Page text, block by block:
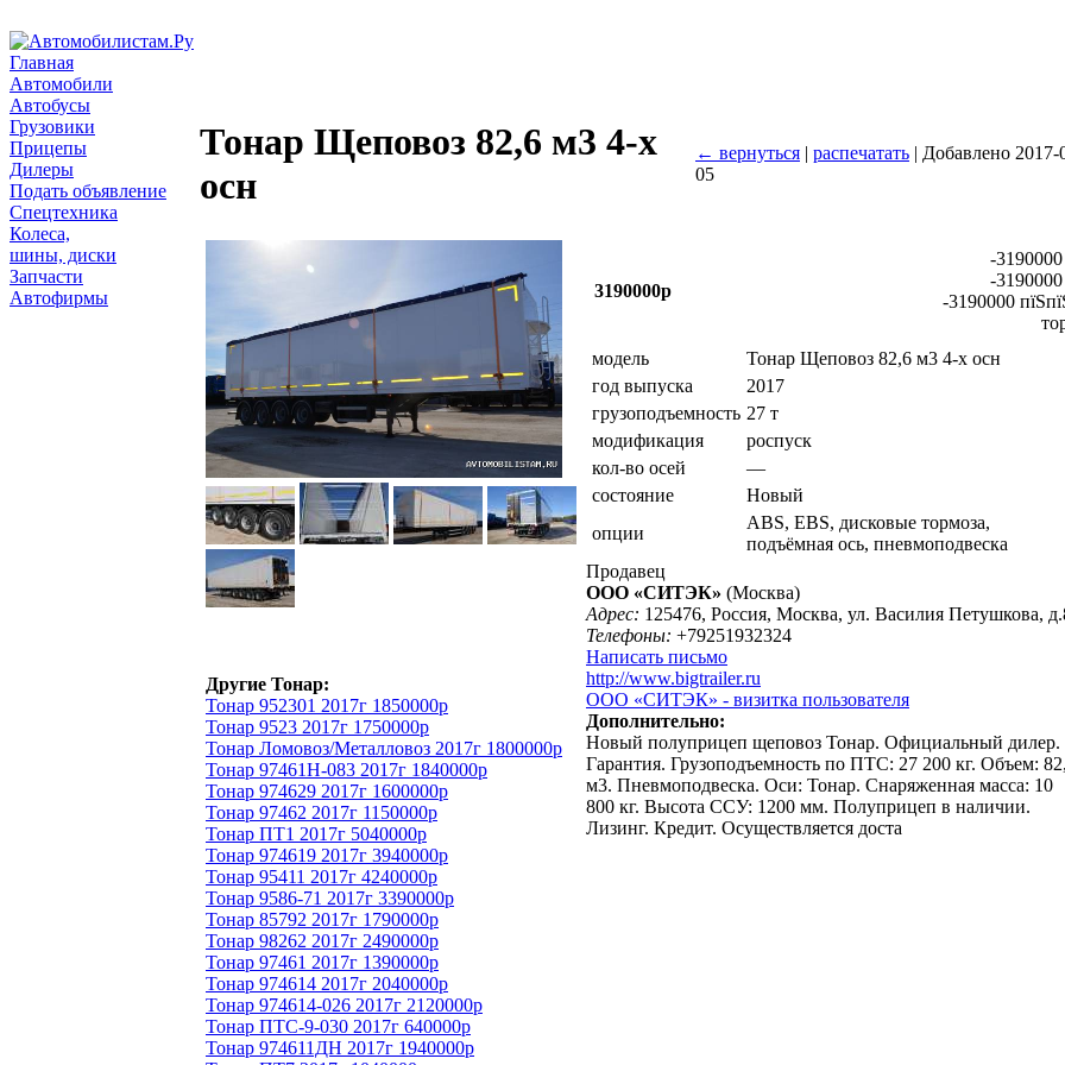
Главная
Автомобили
Автобусы
Грузовики
Прицепы
Дилеры
Подать объявление
Спецтехника
Колеса,
шины, диски
Запчасти
Автофирмы
Тонар Щеповоз 82,6 м3 4-х
осн
← вернуться | распечатать | Добавлено 2017-
05
Другие Тонар:
Тонар 952301 2017г 1850000р
Тонар 9523 2017г 1750000р
Тонар Ломовоз/Металловоз 2017г 1800000р
Тонар 97461Н-083 2017г 1840000р
Тонар 974629 2017г 1600000р
Тонар 97462 2017г 1150000р
Тонар ПТ1 2017г 5040000р
Тонар 974619 2017г 3940000р
Тонар 95411 2017г 4240000р
Тонар 9586-71 2017г 3390000р
Тонар 85792 2017г 1790000р
Тонар 98262 2017г 2490000р
Тонар 97461 2017г 1390000р
Тонар 974614 2017г 2040000р
Тонар 974614-026 2017г 2120000р
Тонар ПТС-9-030 2017г 640000р
Тонар 974611ДН 2017г 1940000р
3190000р
-
-
-3190000
модель
Тонар Щеповоз 82,6 м3 4-х осн
год выпуска
2017
грузоподъемность 27 т
модификация
роспуск
кол-во осей
—
состояние
Новый
опции
ABS, EBS, дисковые тормоза,
подъёмная ось, пневмоподвеска
Продавец
ООО «СИТЭК» (Москва)
Адрес: 125476, Россия, Москва, ул. Василия Петушкова,
Телефоны: +79251932324
Написать письмо
http://www.bigtrailer.ru
ООО «СИТЭК» - визитка пользователя
Дополнительно:
Новый полуприцеп щеповоз Тонар. Официальный дилер.
Гарантия. Грузоподъемность по ПТС: 27 200 кг. Объем:
м3. Пневмоподвеска. Оси: Тонар. Снаряженная масса: 10
800 кг. Высота ССУ: 1200 мм. Полуприцеп в наличии.
Лизинг. Кредит. Осуществляется доста